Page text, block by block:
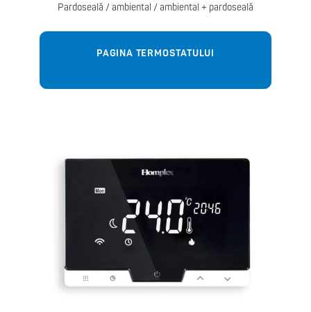
Pardoseală / ambiental / ambiental + pardoseală
PAGINA TERMOSTATULUI